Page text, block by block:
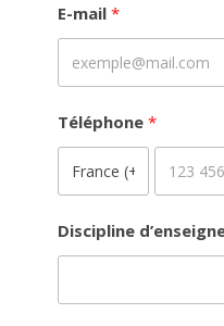
E-mail
Téléphone
Discipline